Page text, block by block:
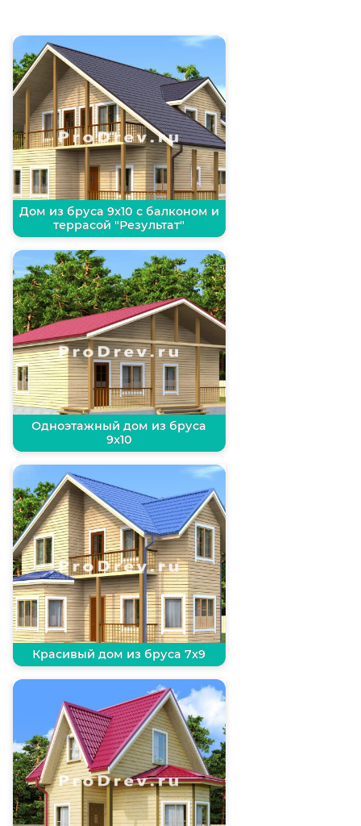
Дом из бруса 9х10 с балконом и
террасой "Результат"
Одноэтажный дом из бруса
9х10
Красивый дом из бруса 7х9